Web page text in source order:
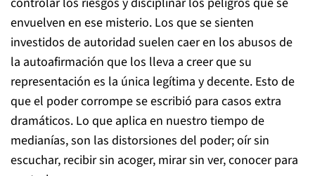
envuelven en ese misterio. Los que se sienten
investidos de autoridad suelen caer en los abusos de
la autoafirmación que los lleva a creer que su
representación es la única legítima y decente. Esto de
que el poder corrompe se escribió para casos extra
dramáticos. Lo que aplica en nuestro tiempo de
medianías, son las distorsiones del poder; oír sin
escuchar, recibir sin acoger, mirar sin ver, conocer para